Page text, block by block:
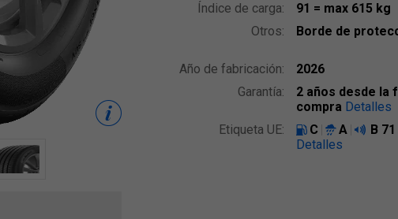
Índice de carga:
91 = max 615 kg
Otros:
Borde de
Año de fabricación:
2026
Garantía:
2 años desde la
compra Detalles
Etiqueta UE:
C A B 71
Detalles